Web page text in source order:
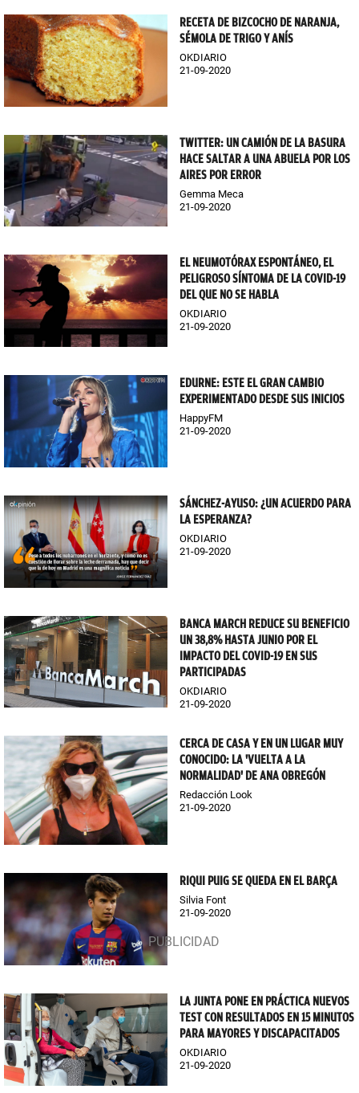
RECETA DE BIZCOCHO DE NARANJA,
SÉMOLA DE TRIGO Y ANÍS
OKDIARIO
21-09-2020
TWITTER: UN CAMIÓN DE LA BASURA
HACE SALTAR A UNA ABUELA POR LOS
AIRES POR ERROR
Gemma Meca
21-09-2020
EL NEUMOTÓRAX ESPONTÁNEO, EL
PELIGROSO SÍNTOMA DE LA COVID-19
DEL QUE NO SE HABLA
OKDIARIO
21-09-2020
EDURNE: ESTE EL GRAN CAMBIO
EXPERIMENTADO DESDE SUS INICIOS
HappyFM
21-09-2020
SÁNCHEZ-AYUSO: ¿UN ACUERDO PARA
LA ESPERANZA?
OKDIARIO
21-09-2020
BANCA MARCH REDUCE SU BENEFICIO
UN 38,8% HASTA JUNIO POR EL
IMPACTO DEL COVID-19 EN SUS
PARTICIPADAS
OKDIARIO
21-09-2020
CERCA DE CASA Y EN UN LUGAR MUY
CONOCIDO: LA 'VUELTA A LA
NORMALIDAD' DE ANA OBREGÓN
Redacción Look
21-09-2020
RIQUI PUIG SE QUEDA EN EL BARÇA
Silvia Font
21-09-2020
LA JUNTA PONE EN PRÁCTICA NUEVOS
TEST CON RESULTADOS EN 15 MINUTOS
PARA MAYORES Y DISCAPACITADOS
OKDIARIO
21-09-2020